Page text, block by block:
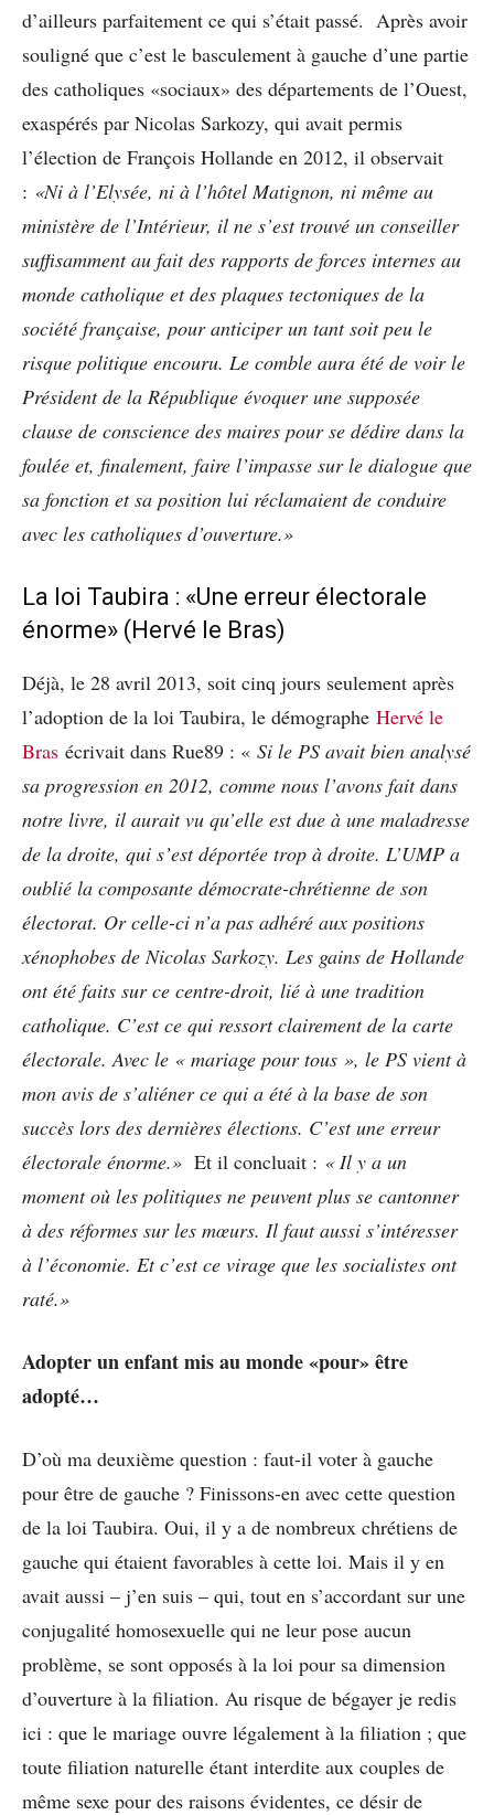
d’ailleurs parfaitement ce qui s’était passé. Après avoir
souligné que c’est le basculement à gauche d’une partie
des catholiques «sociaux» des départements de l’Ouest,
exaspérés par Nicolas Sarkozy, qui avait permis
l’élection de François Hollande en 2012, il observait
: «Ni à l’Elysée, ni à l’hôtel Matignon, ni même au
ministère de l’Intérieur, il ne s’est trouvé un conseiller
suffisamment au fait des rapports de forces internes au
monde catholique et des plaques tectoniques de la
société française, pour anticiper un tant soit peu le
risque politique encouru. Le comble aura été de voir le
Président de la République évoquer une supposée
clause de conscience des maires pour se dédire dans la
foulée et, finalement, faire l’impasse sur le dialogue que
sa fonction et sa position lui réclamaient de conduire
avec les catholiques d’ouverture.»
La loi Taubira : «Une erreur électorale
énorme» (Hervé le Bras)
Déjà, le 28 avril 2013, soit cinq jours seulement après
l’adoption de la loi Taubira, le démographe Hervé le
Bras écrivait dans Rue89 : « Si le PS avait bien analysé
sa progression en 2012, comme nous l’avons fait dans
notre livre, il aurait vu qu’elle est due à une maladresse
de la droite, qui s’est déportée trop à droite. L’UMP a
oublié la composante démocrate-chrétienne de son
électorat. Or celle-ci n’a pas adhéré aux positions
xénophobes de Nicolas Sarkozy. Les gains de Hollande
ont été faits sur ce centre-droit, lié à une tradition
catholique. C’est ce qui ressort clairement de la carte
électorale. Avec le « mariage pour tous », le PS vient à
mon avis de s’aliéner ce qui a été à la base de son
succès lors des dernières élections. C’est une erreur
électorale énorme.» Et il concluait : « Il y a un
moment où les politiques ne peuvent plus se cantonner
à des réformes sur les mœurs. Il faut aussi s’intéresser
à l’économie. Et c’est ce virage que les socialistes ont
raté.»
Adopter un enfant mis au monde «pour» être
adopté…
D’où ma deuxième question : faut-il voter à gauche
pour être de gauche ? Finissons-en avec cette question
de la loi Taubira. Oui, il y a de nombreux chrétiens de
gauche qui étaient favorables à cette loi. Mais il y en
avait aussi – j’en suis – qui, tout en s’accordant sur une
conjugalité homosexuelle qui ne leur pose aucun
problème, se sont opposés à la loi pour sa dimension
d’ouverture à la filiation. Au risque de bégayer je redis
ici : que le mariage ouvre légalement à la filiation ; que
toute filiation naturelle étant interdite aux couples de
même sexe pour des raisons évidentes, ce désir de